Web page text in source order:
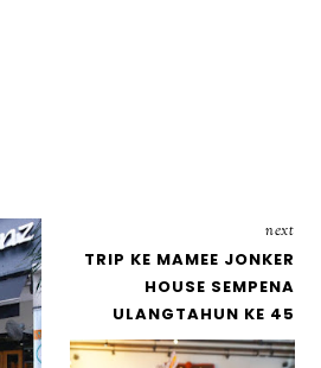
next
TRIP KE MAMEE JONKER
HOUSE SEMPENA
ULANGTAHUN KE 45